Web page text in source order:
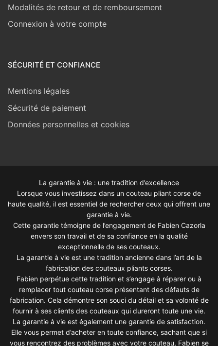
Modalités de retour et de remboursement
Connexion à votre compte
SÉCURITÉ ET CONFIANCE
Mentions légales
Sécurité de paiement
Données personnelles et cookies
La garantie à vie : une tradition d’excellence
Lorsque vous investissez dans un couteau pliant corse de
haute qualité, il est essentiel de rechercher ceux qui offrent une
garantie à vie.
Cette garantie témoigne de l’engagement de Fabien Cazorla
envers son travail et de sa confiance en la qualité
exceptionnelle de ses couteaux.
La garantie à vie est une tradition ancienne dans l’art de la
fabrication des couteaux pliants corses.
Fabien perpétue cette tradition et s’engage à réparer ou à
remplacer tout couteau corse présentant des défauts de
fabrication. Cela démontre son souci du détail et sa volonté de
fournir à ses clients des couteaux qui dureront toute une vie.
La garantie à vie est également une garantie de satisfaction.
Elle vous permet d’acheter en toute confiance, sachant que si
vous rencontrez des problèmes avec votre couteau, Fabien se